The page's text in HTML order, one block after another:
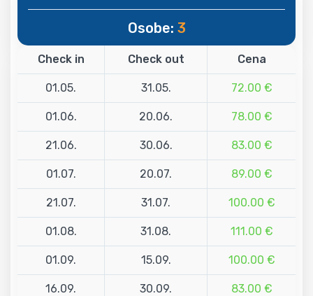
Osobe: 3
Check in Check out Cena
01.05. 31.05. 72.00 €
01.06. 20.06. 78.00 €
21.06. 30.06. 83.00 €
01.07. 20.07. 89.00 €
21.07. 31.07. 100.00 €
01.08. 31.08. 111.00 €
01.09. 15.09. 100.00 €
16.09. 30.09. 83.00 €